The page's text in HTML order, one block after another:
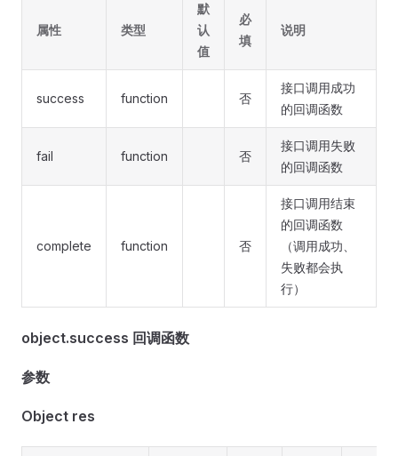
属性 类型
默
认
值
必
填
说明
success function 否
接口调用成功
的回调函数
fail function 否
接口调用失败
的回调函数
complete function 否
接口调用结束
的回调函数
（调用成功、
失败都会执
行）
object.success 回调函数
参数
Object res